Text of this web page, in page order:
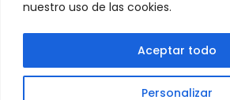
nuestro uso de las cookies.
Personalizar
Aceptar todo
post a comment